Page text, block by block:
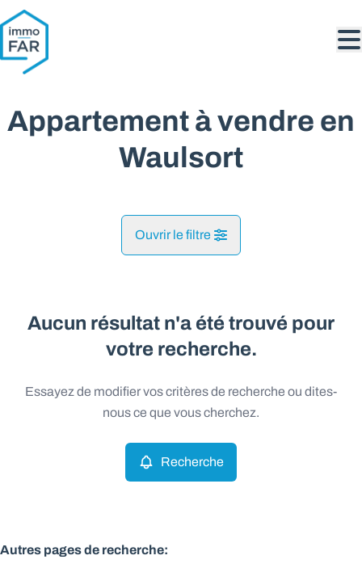
Aller au contenu principal
Appartement à vendre en
Waulsort
Ouvrir le filtre
Hastiere-Lavaux (5540) Remove
Appartement Remove
Vue de la carte
Recherche Trier par
Aucun résultat n'a été trouvé pour
votre recherche.
Essayez de modifier vos critères de recherche ou dites-
nous ce que vous cherchez.
Recherche
Autres pages de recherche: